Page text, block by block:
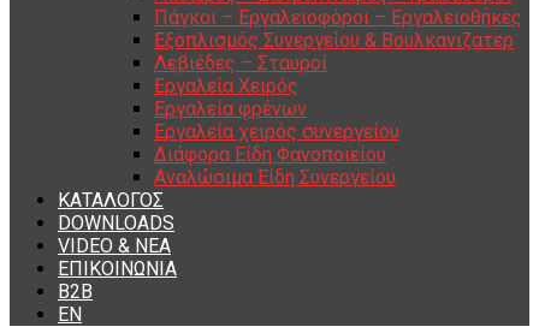
Πάγκοι – Εργαλειοφόροι – Εργαλειοθήκες
Εξοπλισμός Συνεργείου & Βουλκανιζατερ
Λεβιέδες – Σταυροί
Εργαλεία Χειρός
Εργαλεία φρένων
Εργαλεία χειρός συνεργείου
Διάφορα Είδη Φανοποιείου
Αναλώσιμα Είδη Συνεργείου
ΚΑΤΑΛΟΓΟΣ
DOWNLOADS
VIDEO & ΝΕΑ
ΕΠΙΚΟΙΝΩΝΙΑ
B2B
ΕΝ